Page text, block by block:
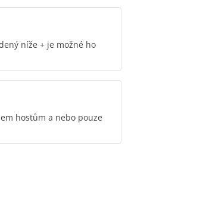
níže + je možné ho
hostům a nebo pouze